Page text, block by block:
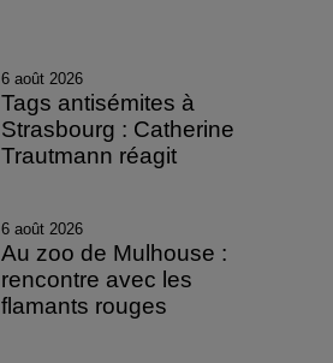
6 août 2026
Tags antisémites à
Strasbourg : Catherine
Trautmann réagit
6 août 2026
Au zoo de Mulhouse :
rencontre avec les
flamants rouges